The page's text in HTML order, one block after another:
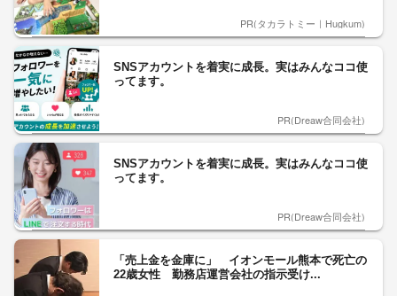
PR(タカラトミー｜Hugkum)
SNSアカウントを着実に成長。実はみんなココ使
ってます。
PR(Dreaw合同会社)
SNSアカウントを着実に成長。実はみんなココ使
ってます。
PR(Dreaw合同会社)
「売上金を金庫に」 イオンモール熊本で死亡の
22歳女性 勤務店運営会社の指示受け...